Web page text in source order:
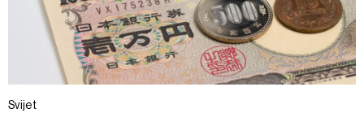
Svijet